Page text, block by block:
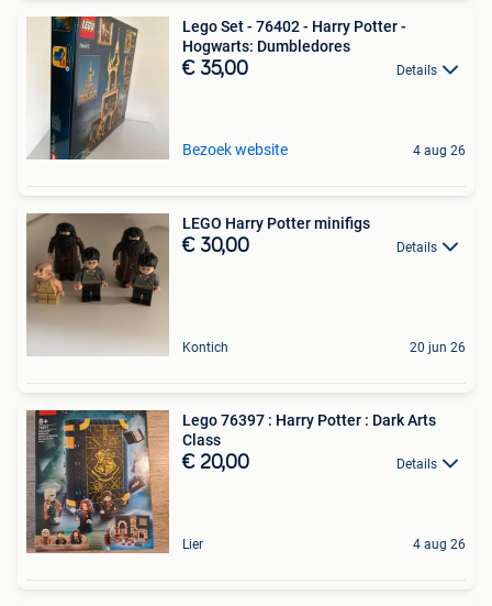
Lego Set - 76402 - Harry Potter -
Hogwarts: Dumbledores
€ 35,00 Details
Bezoek website 4 aug 26
LEGO Harry Potter minifigs
€ 30,00 Details
Kontich 20 jun 26
Lego 76397 : Harry Potter : Dark Arts
Class
€ 20,00 Details
Lier 4 aug 26